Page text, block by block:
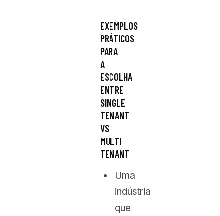
EXEMPLOS
PRÁTICOS
PARA
A
ESCOLHA
ENTRE
SINGLE
TENANT
VS
MULTI
TENANT
Uma
indústria
que